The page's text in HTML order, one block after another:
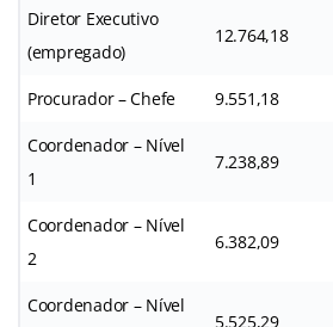
Diretor Executivo
(empregado)
12.764,18
Procurador – Chefe 9.551,18
Coordenador – Nível
1
7.238,89
Coordenador – Nível
2
6.382,09
Coordenador – Nível
5.525,29